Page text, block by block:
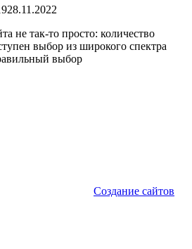
28.11.2022
не так-то просто: количество
выбор из широкого спектра
выбор
Создание сайтов